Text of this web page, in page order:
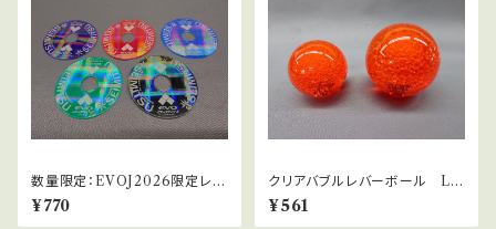
数量限定：EVOJ2026限定レバ
ーパッキン_10.5φ
¥770
クリアバブルレバーボール LB
-39サーモンピンク
¥561